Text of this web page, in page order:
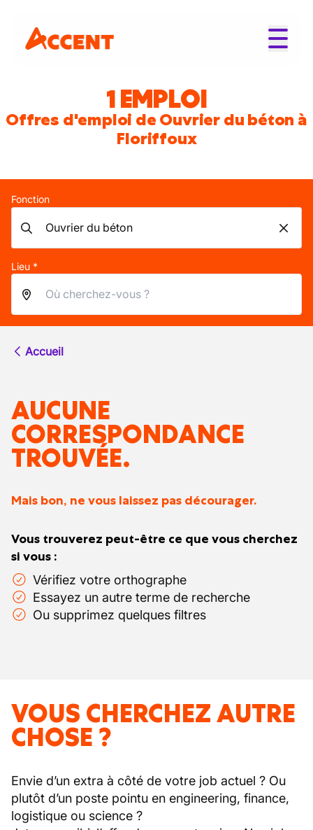
1 EMPLOI
Offres d'emploi de Ouvrier du béton à
Floriffoux
Fonction
Lieu *
Accueil
AUCUNE
CORRESPONDANCE
TROUVÉE.
Mais bon, ne vous laissez pas décourager.
Vous trouverez peut-être ce que vous cherchez
si vous :
Vérifiez votre orthographe
Essayez un autre terme de recherche
Ou supprimez quelques filtres
VOUS CHERCHEZ AUTRE
CHOSE ?
Envie d’un extra à côté de votre job actuel ? Ou
plutôt d’un poste pointu en engineering, finance,
logistique ou science ?